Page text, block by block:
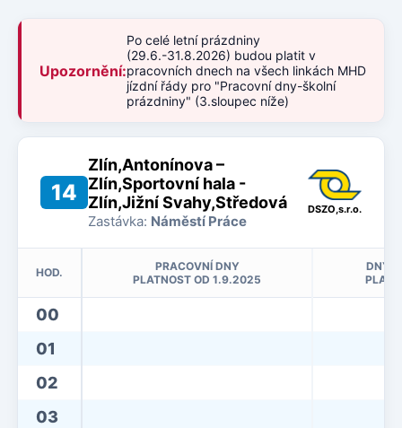
Upozornění:
Po celé letní prázdniny
(29.6.-31.8.2026) budou platit v
pracovních dnech na všech linkách MHD
jízdní řády pro "Pracovní dny-školní
prázdniny" (3.sloupec níže)
14
Zlín,Antonínova –
Zlín,Sportovní hala -
Zlín,Jižní Svahy,Středová
Zastávka: Náměstí Práce
DSZO,s.r.o.
HOD.
PRACOVNÍ DNY
PLATNOST OD 1.9.2025
DNY
00
01
02
03